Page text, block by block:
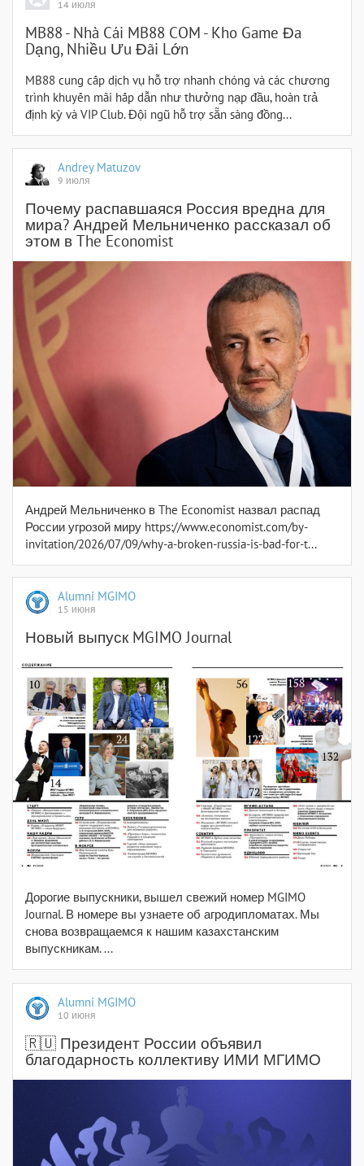
14 июля
MB88 - Nhà Cái MB88 COM - Kho Game Đa
Dạng, Nhiều Ưu Đãi Lớn
MB88 cung cấp dịch vụ hỗ trợ nhanh chóng và các chương
trình khuyến mãi hấp dẫn như thưởng nạp đầu, hoàn trả
định kỳ và VIP Club. Đội ngũ hỗ trợ sẵn sàng đồng...
Andrey Matuzov
9 июля
Почему распавшаяся Россия вредна для
мира? Андрей Мельниченко рассказал об
этом в The Economist
Андрей Мельниченко в The Economist назвал распад
России угрозой миру https://www.economist.com/by-
invitation/2026/07/09/why-a-broken-russia-is-bad-for-t...
Alumni MGIMO
15 июня
Новый выпуск MGIMO Journal
Дорогие выпускники, вышел свежий номер MGIMO
Journal. В номере вы узнаете об агродипломатах. Мы
снова возвращаемся к нашим казахстанским
выпускникам. ...
Alumni MGIMO
10 июня
🇷🇺 Президент России объявил
благодарность коллективу ИМИ МГИМО